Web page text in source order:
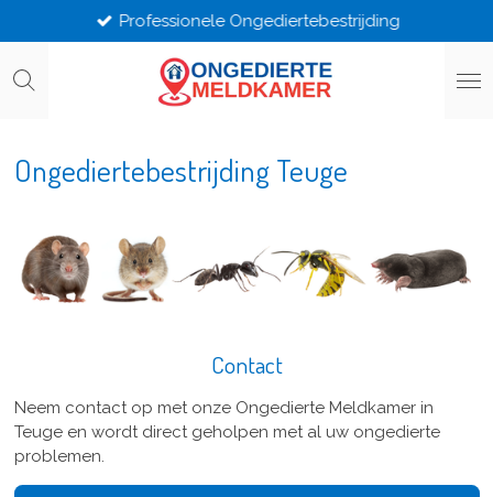
direct
naar
Professionele Ongediertebestrijding
Ongediertebestrijding Teuge
Contact
Neem contact op met onze Ongedierte Meldkamer in
Teuge en wordt direct geholpen met al uw ongedierte
problemen.